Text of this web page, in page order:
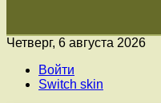
Четверг, 6 августа 2026
Войти
Switch skin